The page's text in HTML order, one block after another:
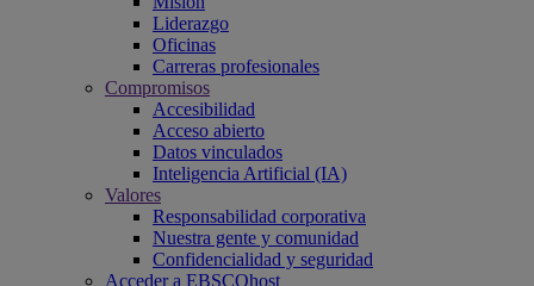
Liderazgo
Oficinas
Carreras profesionales
Compromisos
Accesibilidad
Acceso abierto
Datos vinculados
Inteligencia Artificial (IA)
Valores
Responsabilidad corporativa
Nuestra gente y comunidad
Confidencialidad y seguridad
Acceder a EBSCOhost